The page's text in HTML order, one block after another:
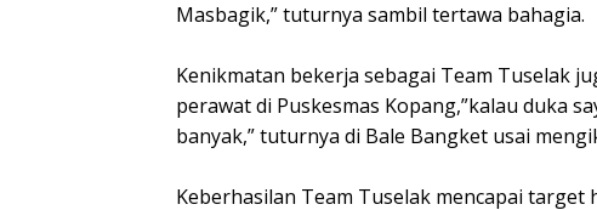
Masbagik,” tuturnya sambil tertawa bahagia.
Kenikmatan bekerja sebagai Team Tuselak
perawat di Puskesmas Kopang,”kalau duka
banyak,” tuturnya di Bale Bangket usai
Keberhasilan Team Tuselak mencapai target